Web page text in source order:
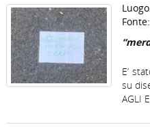
Fonte:
E’
su
AGLI